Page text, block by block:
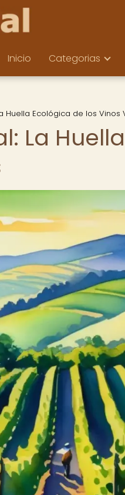
Inicio Categorias
Huella Ecológica de los Vinos
La